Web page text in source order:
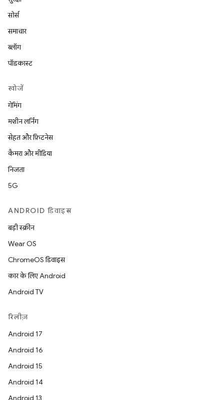
सोर्स
समाचार
ब्लॉग
पॉडकास्ट
खोजें
गेमिंग
मशीन लर्निंग
सेहत और फ़िटनेस
कैमरा और मीडिया
निजता
5G
ANDROID डिवाइस
बड़ी स्क्रीन
Wear OS
ChromeOS डिवाइस
कार के लिए Android
Android TV
रिलीज़
Android 17
Android 16
Android 15
Android 14
Android 13